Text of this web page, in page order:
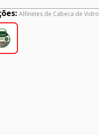
Alfinetes de Cabeca de Vidro